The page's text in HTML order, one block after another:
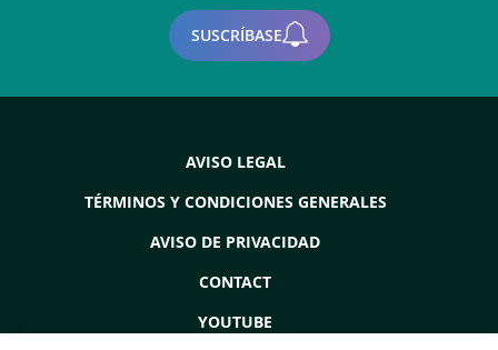
SUSCRÍBASE
AVISO LEGAL
TÉRMINOS Y CONDICIONES GENERALES
AVISO DE PRIVACIDAD
CONTACT
YOUTUBE